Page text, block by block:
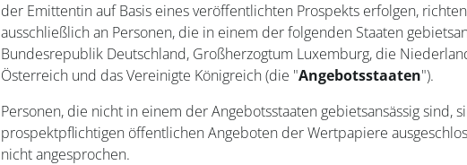
der Emittentin auf Basis eines veröffentlichten Prospekts erfolgen,
ausschließlich an Personen, die in einem der folgenden Staaten
Bundesrepublik Deutschland, Großherzogtum Luxemburg, die
Österreich und das Vereinigte Königreich (die "Angebotsstaaten").
Personen, die nicht in einem der Angebotsstaaten gebietsansässig sind,
prospektpflichtigen öffentlichen Angeboten der Wertpapiere
nicht angesprochen.